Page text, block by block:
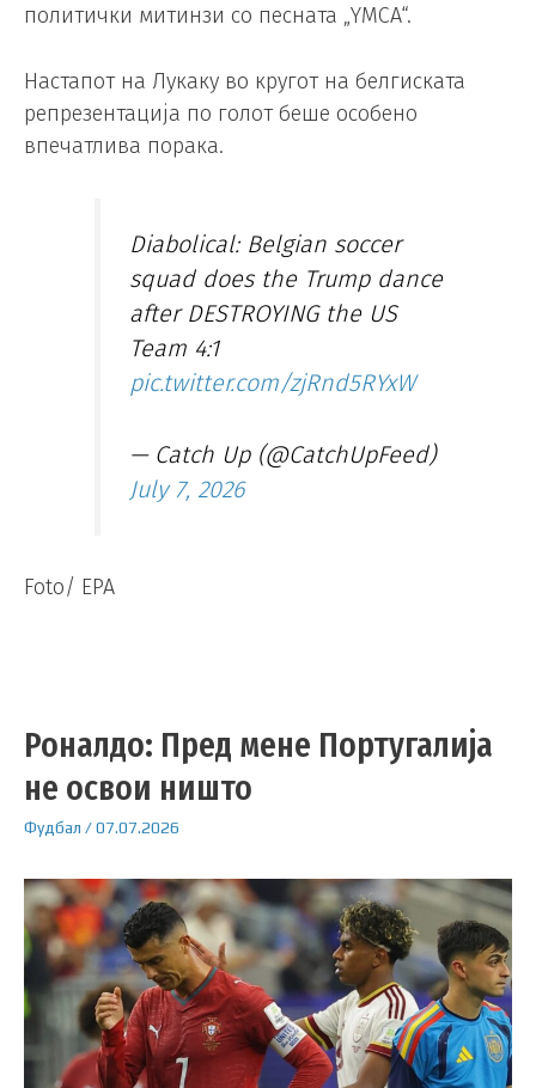
политички митинзи со песната „YMCA“.
Настапот на Лукаку во кругот на белгиската
репрезентација по голот беше особено
впечатлива порака.
Diabolical: Belgian soccer
squad does the Trump dance
after DESTROYING the US
Team 4:1
pic.twitter.com/zjRnd5RYxW
— Catch Up (@CatchUpFeed)
July 7, 2026
Foto/ EPA
Роналдо: Пред мене Португалија
не освои ништо
Фудбал /07.07.2026